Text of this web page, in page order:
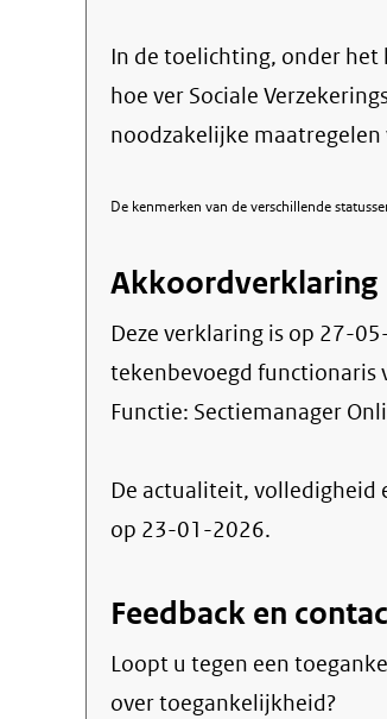
In de toelichting, onder het
hoe ver Sociale
noodzakelijke
De kenmerken van de verschillende
Akkoordverklaring
Deze verklaring is op 27-
tekenbevoegd functionaris
Functie: Sectiemanager
De actualiteit, volledigheid
op 23-01-2026.
Feedback en
Loopt u tegen een
over toegankelijkheid?